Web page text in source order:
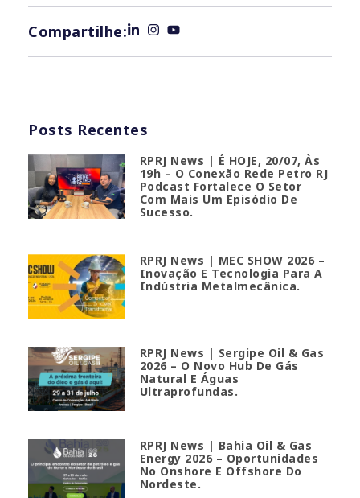
Compartilhe:
Posts Recentes
RPRJ News | É HOJE, 20/07, Às
19h – O Conexão Rede Petro RJ
Podcast Fortalece O Setor
Com Mais Um Episódio De
Sucesso.
RPRJ News | MEC SHOW 2026 –
Inovação E Tecnologia Para A
Indústria Metalmecânica.
RPRJ News | Sergipe Oil & Gas
2026 – O Novo Hub De Gás
Natural E Águas
Ultraprofundas.
RPRJ News | Bahia Oil & Gas
Energy 2026 – Oportunidades
No Onshore E Offshore Do
Nordeste.